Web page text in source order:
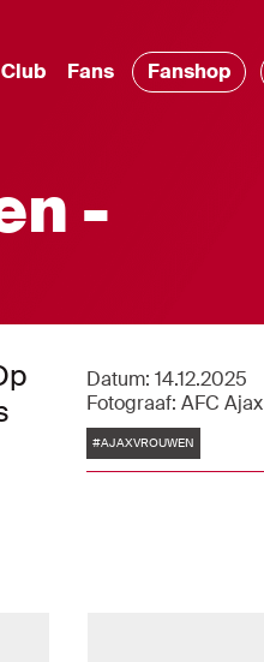
Club Fans Fanshop
-
Datum: 14.12.2025
Fotograaf: AFC Ajax
Tags
#AJAXVROUWEN